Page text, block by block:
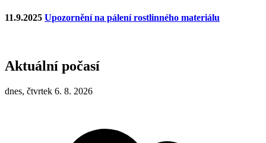
11.9.2025 Upozornění na pálení rostlinného materiálu
Aktuální počasí
dnes, čtvrtek 6. 8. 2026